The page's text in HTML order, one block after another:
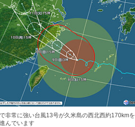
非常に強い台風13号が久米島の西北西約170kmを
んでいます